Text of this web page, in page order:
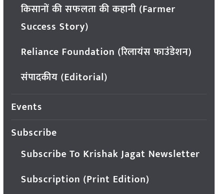
किसानों की सफलता की कहानी (Farmer
Success Story)
Reliance Foundation (रिलायंस फाउंडेशन)
संपादकीय (Editorial)
Events
Subscribe
Subscribe To Krishak Jagat Newsletter
Subscription (Print Edition)